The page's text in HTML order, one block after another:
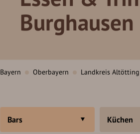
Burghausen
Bayern Oberbayern Landkreis Altötting
Bars Küchen